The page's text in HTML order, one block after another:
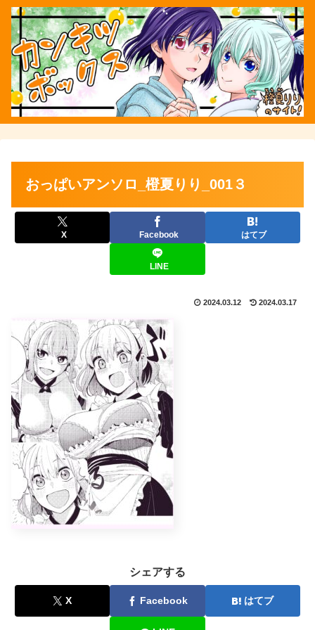
おっぱいアンソロ_橙夏りり_001３
X Facebook はてブ
LINE
2024.03.12 2024.03.17
シェアする
X Facebook はてブ